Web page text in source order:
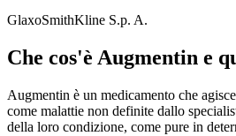
GlaxoSmithKline S.p. A.
Che cos'è Augmentin e
Augmentin è un medicamento che
come malattie non definite dallo
della loro condizione, come pure in